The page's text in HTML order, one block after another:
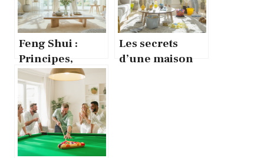
Feng Shui :
Principes,
Histoire,
Applications et
Débats d’un art
de
l’harmonisation
de l’espace
Les secrets
d’une maison